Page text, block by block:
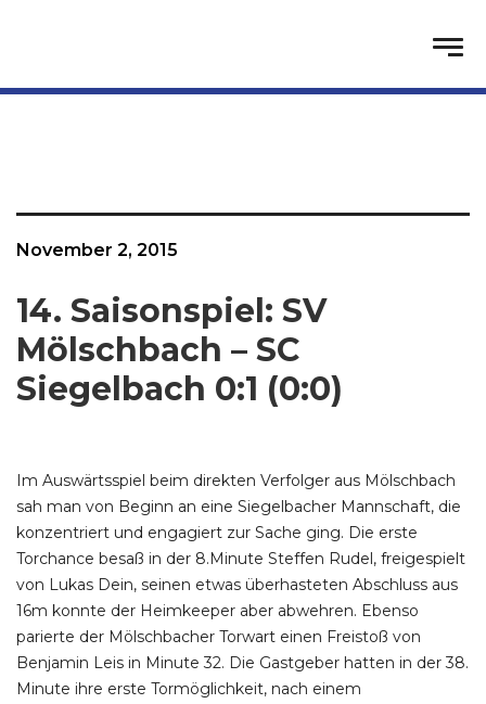
November 2, 2015
14. Saisonspiel: SV
Mölschbach – SC
Siegelbach 0:1 (0:0)
Im Auswärtsspiel beim direkten Verfolger aus Mölschbach
sah man von Beginn an eine Siegelbacher Mannschaft, die
konzentriert und engagiert zur Sache ging. Die erste
Torchance besaß in der 8.Minute Steffen Rudel, freigespielt
von Lukas Dein, seinen etwas überhasteten Abschluss aus
16m konnte der Heimkeeper aber abwehren. Ebenso
parierte der Mölschbacher Torwart einen Freistoß von
Benjamin Leis in Minute 32. Die Gastgeber hatten in der 38.
Minute ihre erste Tormöglichkeit, nach einem